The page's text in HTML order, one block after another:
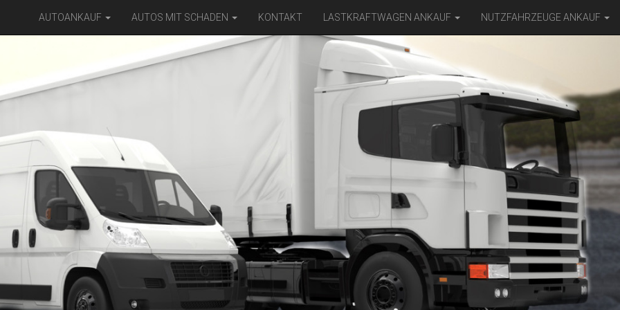
AUTOANKAUF AUTOS MIT SCHADEN KONTAKT LASTKRAFTWAGEN ANKAUF NUTZFAHRZEUGE ANKAUF